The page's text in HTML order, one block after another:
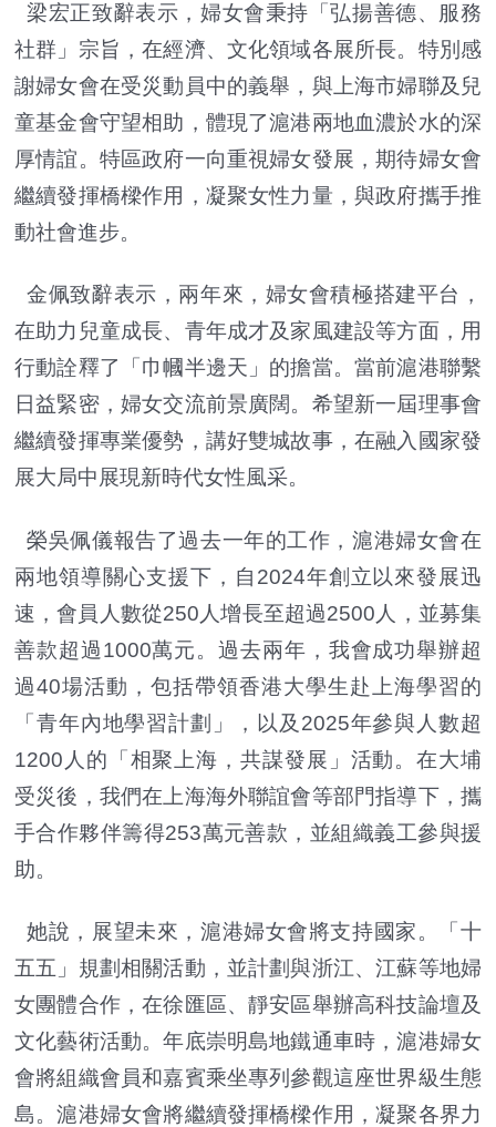
梁宏正致辭表示，婦女會秉持「弘揚善德、服務
社群」宗旨，在經濟、文化領域各展所長。特別感
謝婦女會在受災動員中的義舉，與上海市婦聯及兒
童基金會守望相助，體現了滬港兩地血濃於水的深
厚情誼。特區政府一向重視婦女發展，期待婦女會
繼續發揮橋樑作用，凝聚女性力量，與政府攜手推
動社會進步。
金佩致辭表示，兩年來，婦女會積極搭建平台，
在助力兒童成長、青年成才及家風建設等方面，用
行動詮釋了「巾幗半邊天」的擔當。當前滬港聯繫
日益緊密，婦女交流前景廣闊。希望新一屆理事會
繼續發揮專業優勢，講好雙城故事，在融入國家發
展大局中展現新時代女性風采。
榮吳佩儀報告了過去一年的工作，滬港婦女會在
兩地領導關心支援下，自2024年創立以來發展迅
速，會員人數從250人增長至超過2500人，並募集
善款超過1000萬元。過去兩年，我會成功舉辦超
過40場活動，包括帶領香港大學生赴上海學習的
「青年內地學習計劃」，以及2025年參與人數超
1200人的「相聚上海，共謀發展」活動。在大埔
受災後，我們在上海海外聯誼會等部門指導下，攜
手合作夥伴籌得253萬元善款，並組織義工參與援
助。
她說，展望未來，滬港婦女會將支持國家。「十
五五」規劃相關活動，並計劃與浙江、江蘇等地婦
女團體合作，在徐匯區、靜安區舉辦高科技論壇及
文化藝術活動。年底崇明島地鐵通車時，滬港婦女
會將組織會員和嘉賓乘坐專列參觀這座世界級生態
島。滬港婦女會將繼續發揮橋樑作用，凝聚各界力